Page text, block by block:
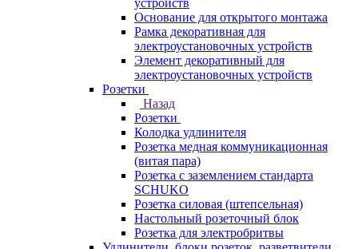
устройств
Основание для открытого монтажа
Рамка декоративная для
электроустановочных устройств
Элемент декоративный для
электроустановочных устройств
Розетки
Назад
Розетки
Колодка удлинителя
Розетка медная коммуникационная
(витая пара)
Розетка с заземлением стандарта
SCHUKO
Розетка силовая (штепсельная)
Настольный розеточный блок
Розетка для электробритвы